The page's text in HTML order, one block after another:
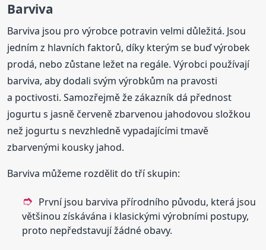
Barviva
Barviva jsou pro výrobce potravin velmi důležitá. Jsou
jedním z hlavních faktorů, díky kterým se buď výrobek
prodá, nebo zůstane ležet na regále. Výrobci používají
barviva, aby dodali svým výrobkům na pravosti
a poctivosti. Samozřejmě že zákazník dá přednost
jogurtu s jasně červeně zbarvenou jahodovou složkou
než jogurtu s nevzhledně vypadajícími tmavě
zbarvenými kousky jahod.
Barviva můžeme rozdělit do tří skupin:
První jsou barviva přírodního původu, která jsou
většinou získávána i klasickými výrobními postupy,
proto nepředstavují žádné obavy.